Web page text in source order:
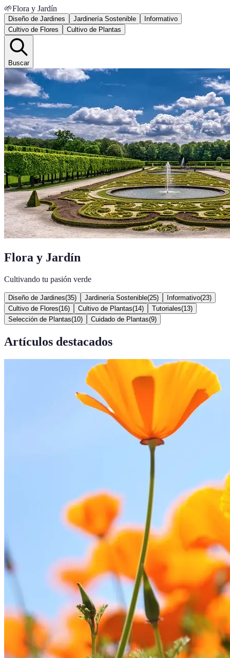
🌱Flora y Jardín
Diseño de Jardines Jardinería Sostenible
Informativo
Cultivo de Flores
Cultivo de Plantas
Buscar
Flora y Jardín
Cultivando tu pasión verde
Diseño de Jardines(35) Jardinería Sostenible(25) Informativo(23)
Cultivo de Flores(16) Cultivo de Plantas(14) Tutoriales(13)
Selección de Plantas(10) Cuidado de Plantas(9)
Artículos destacados